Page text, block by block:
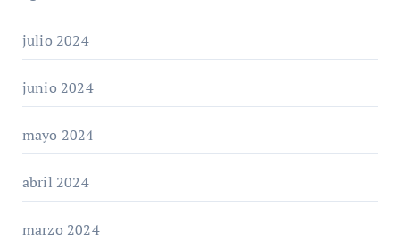
julio 2024
junio 2024
mayo 2024
abril 2024
marzo 2024